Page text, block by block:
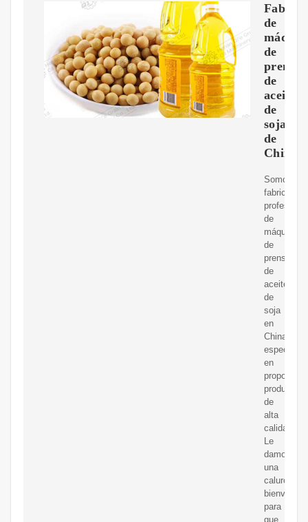
de
de
prensa
de
aceite
de
soja
de
China
Somos
fabricantes
de
máquinas
de
prensado
de
aceite
de
soja
en
China,
en
productos
de
alta
calidad.
Le
damos
una
calurosa
bienvenida
para
que